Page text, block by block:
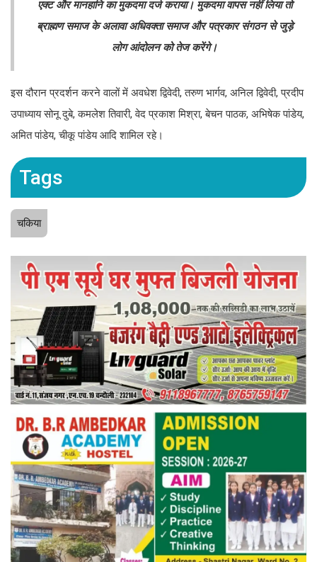
एक्ट और मानहानि का मुकदमा दर्ज कराया। मुकदमा वापस नहीं लिया तो
ब्राह्मण समाज के अलावा अधिवक्ता समाज और पत्रकार संगठन से जुड़े
लोग आंदोलन को तेज करेंगे।
इस दौरान प्रदर्शन करने वालों में अवधेश द्विवेदी, तरुण भार्गव, अनिल द्विवेदी, प्रदीप
उपाध्याय सोनू दुबे, कमलेश तिवारी, वेद प्रकाश मिश्रा, बेचन पाठक, अभिषेक पांडेय,
अमित पांडेय, चीकू पांडेय आदि शामिल रहे।
Tags
चकिया